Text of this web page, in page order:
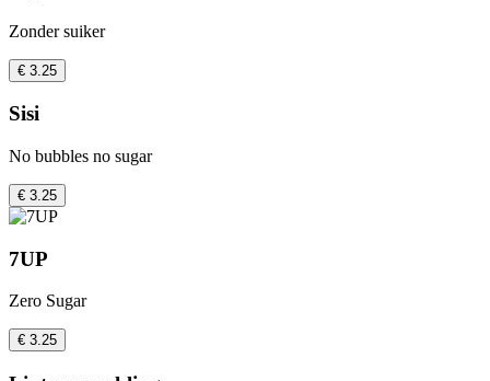
Zonder suiker
€ 3.25
Sisi
No bubbles no sugar
€ 3.25
7UP
Zero Sugar
€ 3.25